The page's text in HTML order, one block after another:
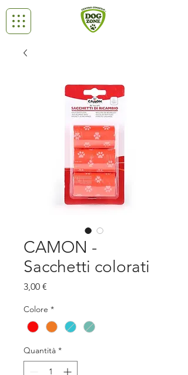
CAMON -
Sacchetti colorati
3,00 €
Colore *
Quantità *